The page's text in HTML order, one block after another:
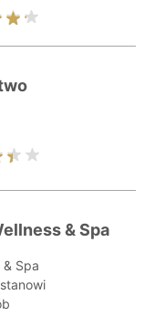
& Spa
Spa